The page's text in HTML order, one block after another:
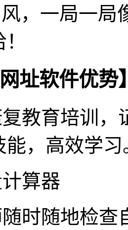
，一局一局
网址软件优势
教育培训
能，高效学习
算器
时随地检